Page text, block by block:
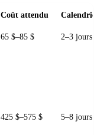
Coût attendu Calendrier
65 $–85 $ 2–3 jours
425 $–575 $ 5–8 jours